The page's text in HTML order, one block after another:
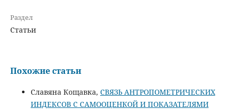
Раздел
Статьи
Похожие статьи
Славяна Кощавка, СВЯЗЬ АНТРОПОМЕТРИЧЕСКИХ
ИНДЕКСОВ С САМООЦЕНКОЙ И ПОКАЗАТЕЛЯМИ